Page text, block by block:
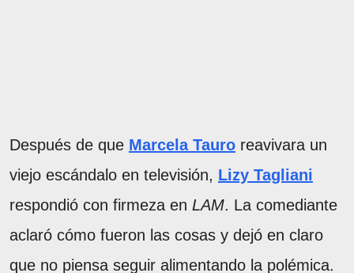
Después de que Marcela Tauro reavivara un
viejo escándalo en televisión, Lizy Tagliani
respondió con firmeza en LAM. La comediante
aclaró cómo fueron las cosas y dejó en claro
que no piensa seguir alimentando la polémica.